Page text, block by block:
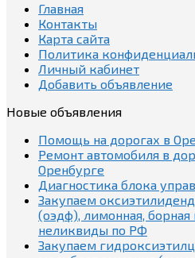
Главная
Контакты
Карта сайта
Политика
Личный кабинет
Добавить объявление
Новые объявления
Помощь на дорогах в
Ремонт автомобиля в
Оренбурге
Диагностика блока
Закупаем
(оэдф), лимонная,
неликвиды по РФ
Закупаем